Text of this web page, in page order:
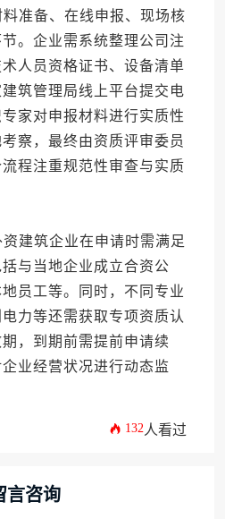
备、在线申报、现场核
。企业需系统整理公司注
人员资格证书、设备清单
筑管理局线上平台提交电
家对申报材料进行实质性
察，最终由资质评审委员
程注重规范性审查与实质
筑企业在申请时需满足
与当地企业成立合资公
员工等。同时，不同专业
力等还需获取专项资质认
，到期前需提前申请续
业经营状况进行动态监
132人看过
言咨询